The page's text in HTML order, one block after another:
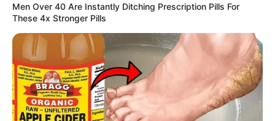
Men Over 40 Are Instantly Ditching Prescription Pills For
These 4x Stronger Pills